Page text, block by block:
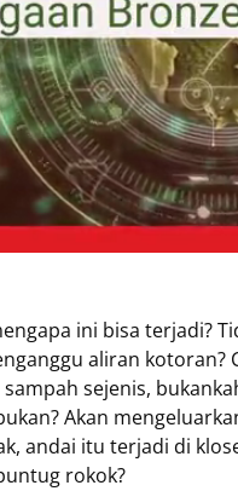
ini bisa terjadi?
aliran kotoran?
sejenis,
Akan
andai itu terjadi di
rokok?